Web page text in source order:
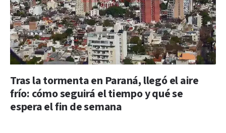
Tras la tormenta en Paraná, llegó el aire
frío: cómo seguirá el tiempo y qué se
espera el fin de semana